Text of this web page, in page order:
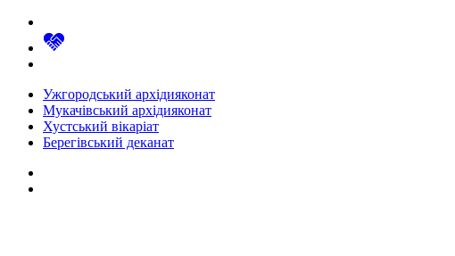
Ужгородський архідияконат
Мукачівський архідияконат
Хустський вікаріат
Берегівський деканат